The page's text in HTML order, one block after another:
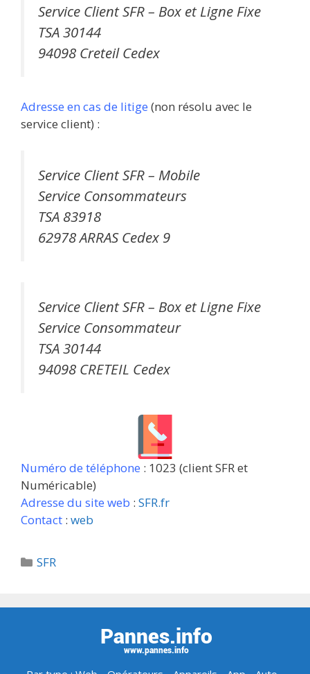
Service Client SFR – Box et Ligne Fixe
TSA 30144
94098 Creteil Cedex
Adresse en cas de litige (non résolu avec le
service client) :
Service Client SFR – Mobile
Service Consommateurs
TSA 83918
62978 ARRAS Cedex 9
Service Client SFR – Box et Ligne Fixe
Service Consommateur
TSA 30144
94098 CRETEIL Cedex
Numéro de téléphone : 1023 (client SFR et
Numéricable)
Adresse du site web : SFR.fr
Contact : web
Catégories
SFR